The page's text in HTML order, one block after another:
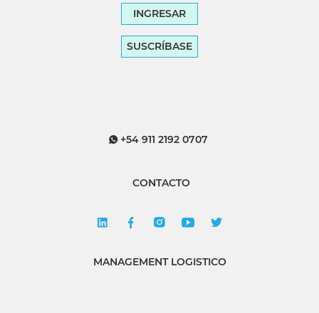
INGRESAR
SUSCRÍBASE
+54 911 2192 0707
CONTACTO
MANAGEMENT LOGISTICO